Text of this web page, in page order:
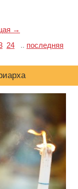
→
24 .. последняя